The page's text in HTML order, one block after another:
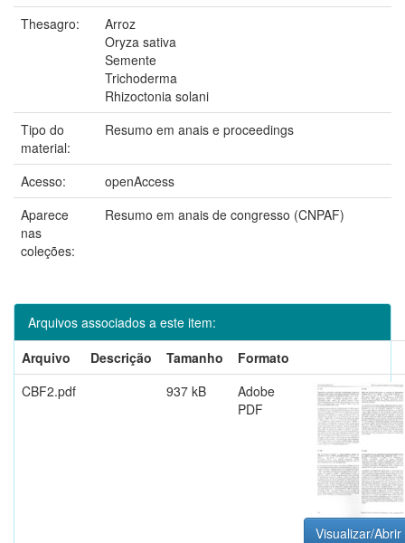
Thesagro:
Arroz
Oryza sativa
Semente
Trichoderma
Rhizoctonia solani
Tipo do
material:
Resumo em anais e proceedings
Acesso:
openAccess
Aparece
nas
coleções:
Resumo em anais de congresso (CNPAF)
Arquivos associados a este item:
Arquivo
Descrição Tamanho
Formato
CBF2.pdf
937 kB
Adobe
PDF
Visualizar/Abrir